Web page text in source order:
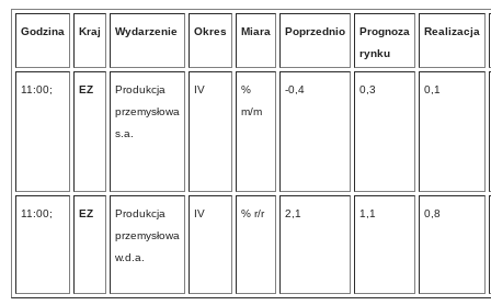
Godzina Kraj Wydarzenie Okres Miara Poprzednio
Prognoza
rynku
Realizacja
11:00; EZ
Produkcja
przemysłowa
s.a.
IV
%
m/m
-0,4 0,3 0,1
11:00; EZ
Produkcja
przemysłowa
w.d.a.
IV % r/r 2,1 1,1 0,8